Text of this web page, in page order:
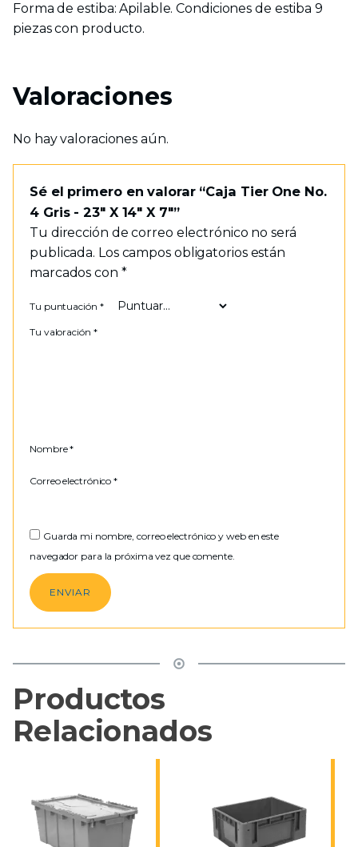
Forma de estiba: Apilable. Condiciones de estiba 9
piezas con producto.
Valoraciones
No hay valoraciones aún.
Sé el primero en valorar “Caja Tier One No.
4 Gris - 23" X 14" X 7"”
Tu dirección de correo electrónico no será
publicada. Los campos obligatorios están
marcados con *
Tu puntuación *
Tu valoración *
Nombre*
Correo electrónico*
Guarda mi nombre, correo electrónico y web en este
navegador para la próxima vez que comente.
Productos
Relacionados